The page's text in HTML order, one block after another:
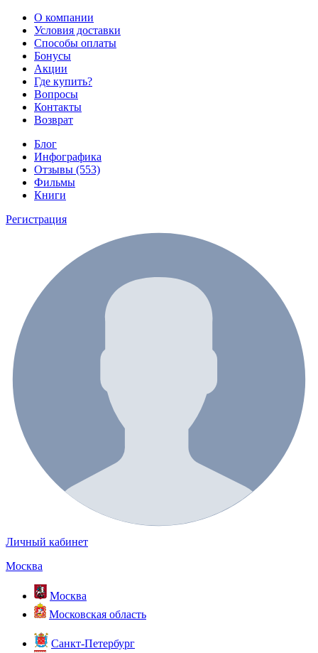
О компании
Условия доставки
Способы оплаты
Бонусы
Акции
Где купить?
Вопросы
Контакты
Возврат
Блог
Инфографика
Отзывы (553)
Фильмы
Книги
Регистрация
Личный кабинет
Москва
Москва
Московская область
Санкт-Петербург